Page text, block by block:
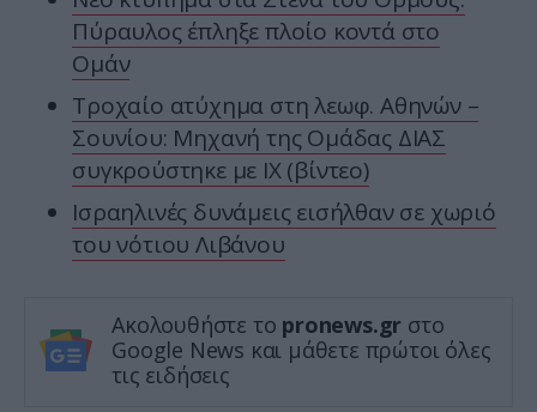
Πύραυλος έπληξε πλοίο κοντά στο
Ομάν
Τροχαίο ατύχημα στη λεωφ. Αθηνών –
Σουνίου: Μηχανή της Ομάδας ΔΙΑΣ
συγκρούστηκε με ΙΧ (βίντεο)
Ισραηλινές δυνάμεις εισήλθαν σε χωριό
του νότιου Λιβάνου
Ακολουθήστε το pronews.gr στο
Google News και μάθετε πρώτοι όλες
τις ειδήσεις